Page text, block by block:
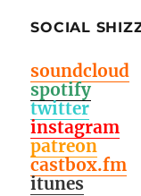
SOCIAL
soundcloud
spotify
twitter
instagram
patreon
castbox.fm
itunes